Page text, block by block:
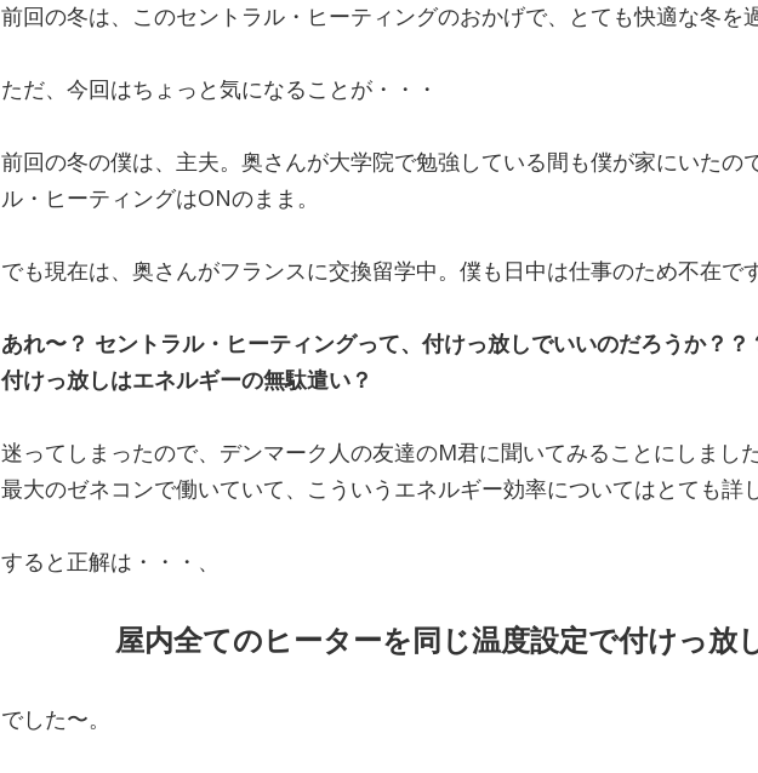
前回の冬は、このセントラル・ヒーティングのおかげで、とても快適な冬を
ただ、今回はちょっと気になることが・・・
前回の冬の僕は、主夫。奥さんが大学院で勉強している間も僕が家にいたの
ル・ヒーティングはONのまま。
でも現在は、奥さんがフランスに交換留学中。僕も日中は仕事のため不在です
あれ〜？ セントラル・ヒーティングって、付けっ放しでいいのだろうか？？
付けっ放しはエネルギーの無駄遣い？
迷ってしまったので、デンマーク人の友達のM君に聞いてみることにしまし
最大のゼネコンで働いていて、こういうエネルギー効率についてはとても詳
すると正解は・・・、
屋内全てのヒーターを同じ温度設定で付けっ放
でした〜。